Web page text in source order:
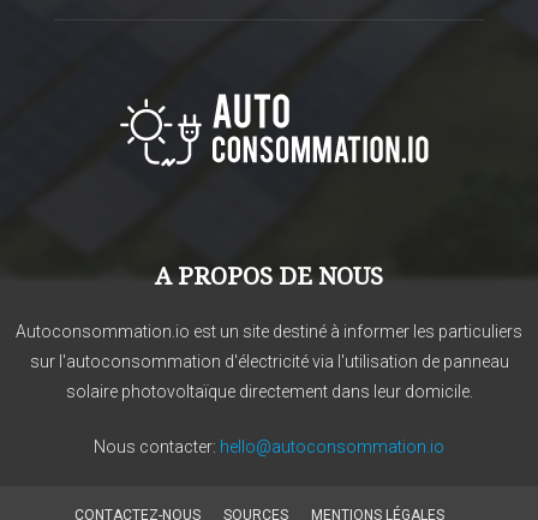
A PROPOS DE NOUS
Autoconsommation.io est un site destiné à informer les particuliers
sur l'autoconsommation d'électricité via l'utilisation de panneau
solaire photovoltaïque directement dans leur domicile.
Nous contacter: hello@autoconsommation.io
CONTACTEZ-NOUS SOURCES MENTIONS LÉGALES